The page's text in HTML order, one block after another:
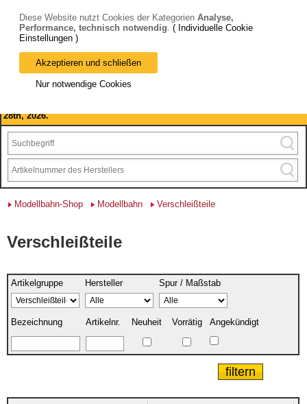
Bitte beachten Sie: wir machen Betriebsferien, vom 03. bis 28.
August 2026 haben wir geschlossen.
28th, 2026.
Modellbahn-Shop Modellbahn Verschleißteile
Verschleißteile
Artikelgruppe Hersteller Spur / Maßstab
Bezeichnung Artikelnr. Neuheit Vorrätig Angekündigt
Diese Website nutzt Cookies der Kategorien Analyse,
Performance, technisch notwendig. ( Individuelle Cookie
Einstellungen )
Akzeptieren und schließen
Nur notwendige Cookies